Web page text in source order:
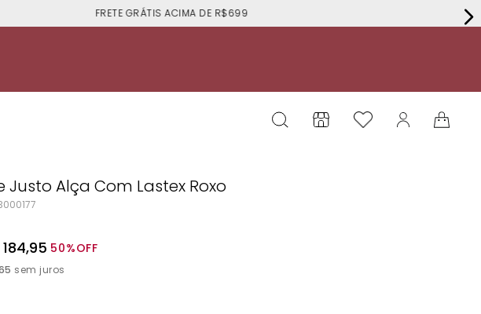
FRETE GRÁTIS ACIMA DE R$699
Justo Alça Com Lastex Roxo
184,95 50%OFF
sem juros